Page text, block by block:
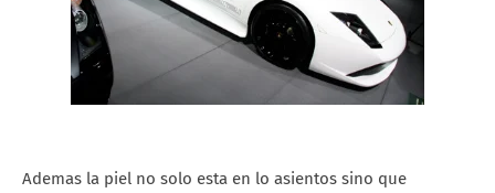
Ademas la piel no solo esta en lo asientos sino que